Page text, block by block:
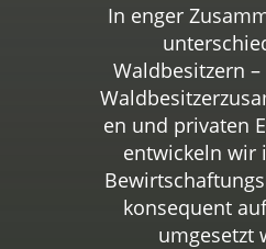
In enger
Waldbesitzern
en und privaten
entwickeln wir
konsequent
umgesetzt